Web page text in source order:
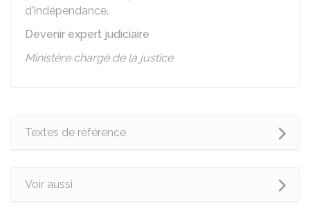
d'indépendance.
Devenir expert judiciaire
Ministère chargé de la justice
Textes de référence
Voir aussi